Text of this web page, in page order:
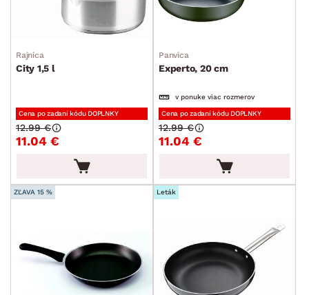
Rajnica
City 1,5 l
Cena po zadaní kódu DOPLNKY
11.04 €
12.99 €
Panvica
Experto, 20 cm
v ponuke viac rozmerov
Cena po zadaní kódu DOPLNKY
11.04 €
12.99 €
ZĽAVA 15 % Leták